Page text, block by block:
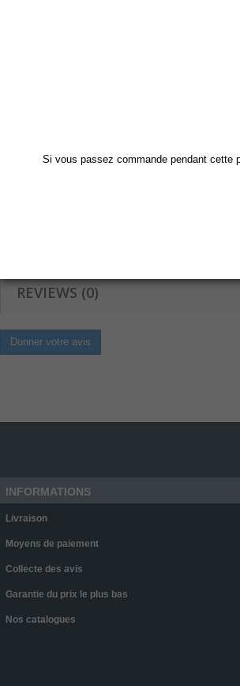
REVIEWS (0)
Donner votre avis
INFORMATIONS
Livraison
Moyens de paiement
Collecte des avis
Garantie du prix le plus bas
Nos catalogues
Si vous passez commande pendant cette